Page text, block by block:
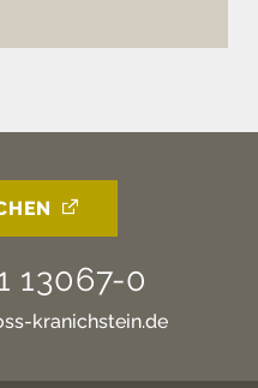
13067-0
kranichstein.de